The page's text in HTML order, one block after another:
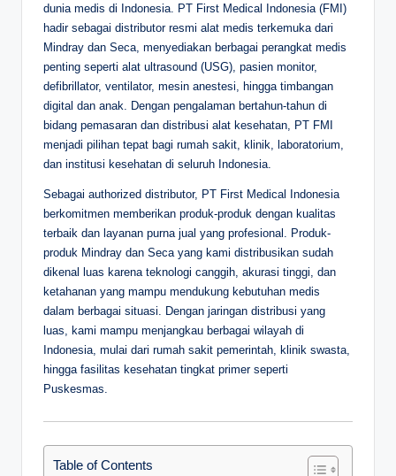
dunia medis di Indonesia. PT First Medical Indonesia (FMI)
hadir sebagai distributor resmi alat medis terkemuka dari
Mindray dan Seca, menyediakan berbagai perangkat medis
penting seperti alat ultrasound (USG), pasien monitor,
defibrillator, ventilator, mesin anestesi, hingga timbangan
digital dan anak. Dengan pengalaman bertahun-tahun di
bidang pemasaran dan distribusi alat kesehatan, PT FMI
menjadi pilihan tepat bagi rumah sakit, klinik, laboratorium,
dan institusi kesehatan di seluruh Indonesia.
Sebagai authorized distributor, PT First Medical Indonesia
berkomitmen memberikan produk-produk dengan kualitas
terbaik dan layanan purna jual yang profesional. Produk-
produk Mindray dan Seca yang kami distribusikan sudah
dikenal luas karena teknologi canggih, akurasi tinggi, dan
ketahanan yang mampu mendukung kebutuhan medis
dalam berbagai situasi. Dengan jaringan distribusi yang
luas, kami mampu menjangkau berbagai wilayah di
Indonesia, mulai dari rumah sakit pemerintah, klinik swasta,
hingga fasilitas kesehatan tingkat primer seperti
Puskesmas.
Table of Contents